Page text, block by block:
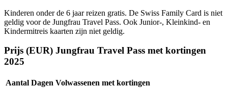
Kinderen onder de 6 jaar reizen gratis. De Swiss Family Card is niet
geldig voor de Jungfrau Travel Pass. Ook Junior-, Kleinkind- en
Kindermitreis kaarten zijn niet geldig.
Prijs (EUR) Jungfrau Travel Pass met kortingen
2025
Aantal Dagen Volwassenen met kortingen